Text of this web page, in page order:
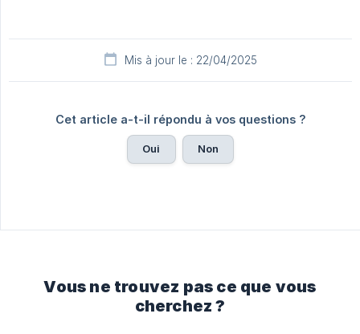
Mis à jour le : 22/04/2025
Cet article a-t-il répondu à vos questions ?
Oui Non
Vous ne trouvez pas ce que vous
cherchez ?